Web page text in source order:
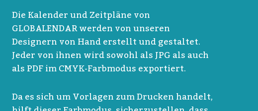
Die Kalender und Zeitpläne von
GLOBALENDAR werden von unseren
Designern von Hand erstellt und gestaltet.
Jeder von ihnen wird sowohl als JPG als auch
als PDF im CMYK-Farbmodus exportiert.
Da es sich um Vorlagen zum Drucken handelt,